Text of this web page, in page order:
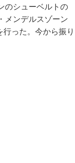
のシューベルトの
メンデルスゾーン
った。今から振り